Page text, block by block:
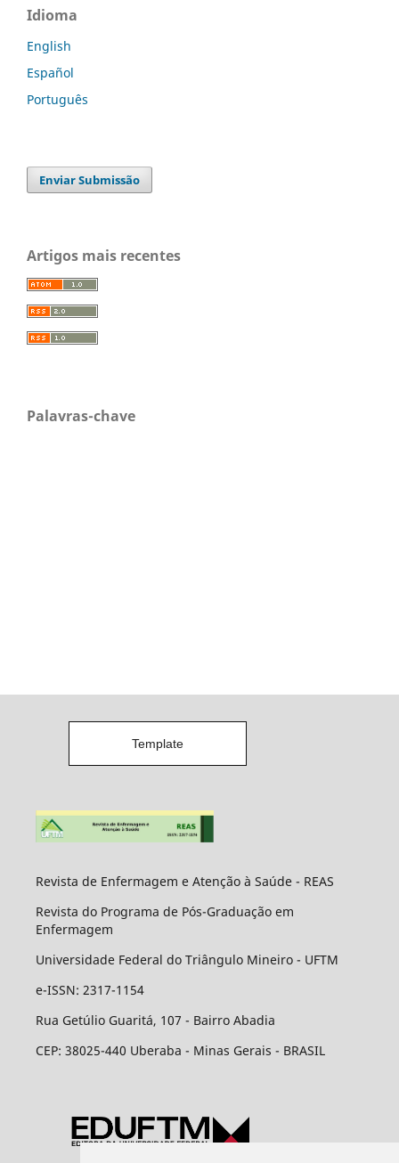
Idioma
English
Español
Português
Enviar Submissão
Artigos mais recentes
Palavras-chave
Template
Revista de Enfermagem e Atenção à Saúde - REAS
Revista do Programa de Pós-Graduação em
Enfermagem
Universidade Federal do Triângulo Mineiro - UFTM
e-ISSN: 2317-1154
Rua Getúlio Guaritá, 107 - Bairro Abadia
CEP: 38025-440 Uberaba - Minas Gerais - BRASIL